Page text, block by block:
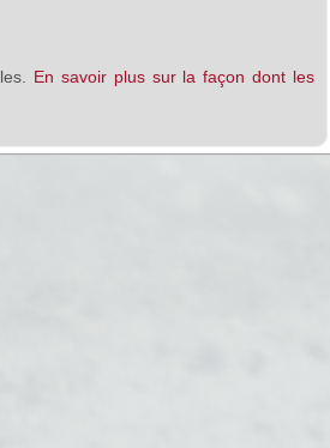
En savoir plus sur la façon dont les